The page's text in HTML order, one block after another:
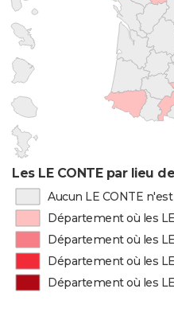
Les LE CONTE par lieu
Aucun LE CONTE
Département où les
Département où les
Département où les
Département où les